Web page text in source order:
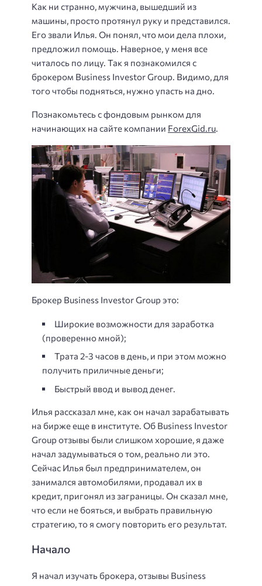
Как ни странно, мужчина, вышедший из
машины, просто протянул руку и представился.
Его звали Илья. Он понял, что мои дела плохи,
предложил помощь. Наверное, у меня все
читалось по лицу. Так я познакомился с
брокером Business Investor Group. Видимо, для
того чтобы подняться, нужно упасть на дно.
Познакомьтесь с фондовым рынком для
начинающих на сайте компании ForexGid.ru.
Брокер Business Investor Group это:
Широкие возможности для заработка
(проверенно мной);
Трата 2-3 часов в день, и при этом можно
получить приличные деньги;
Быстрый ввод и вывод денег.
Илья рассказал мне, как он начал зарабатывать
на бирже еще в институте. Об Business Investor
Group отзывы были слишком хорошие, я даже
начал задумываться о том, реально ли это.
Сейчас Илья был предпринимателем, он
занимался автомобилями, продавал их в
кредит, пригонял из заграницы. Он сказал мне,
что если не бояться, и выбрать правильную
стратегию, то я смогу повторить его результат.
Начало
Я начал изучать брокера, отзывы Business